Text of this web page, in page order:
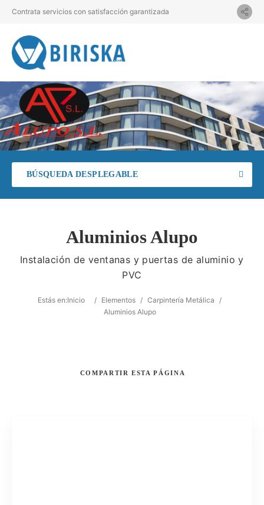
Contrata servicios con satisfacción garantizada
BÚSQUEDA DESPLEGABLE
Aluminios Alupo
Instalación de ventanas y puertas de aluminio y
PVC
Estás en:Inicio / Elementos / Carpintería Metálica
/
Aluminios Alupo
COMPARTIR ESTA PÁGINA